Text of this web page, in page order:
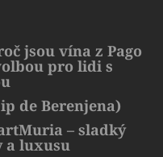
jsou vína z Pago
pro lidi s
de Berenjena)
– sladký
a luxusu